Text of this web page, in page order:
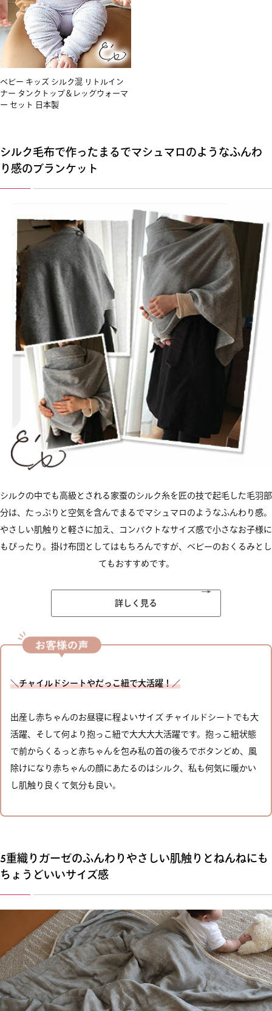
ベビー キッズ シルク混 リトルイン
ナー タンクトップ＆レッグウォーマ
ー セット 日本製
シルク毛布で作ったまるでマシュマロのようなふんわ
り感のブランケット
シルクの中でも高級とされる家蚕のシルク糸を匠の技で起毛した毛羽部
分は、たっぷりと空気を含んでまるでマシュマロのようなふんわり感。
やさしい肌触りと軽さに加え、コンパクトなサイズ感で小さなお子様に
もぴったり。掛け布団としてはもちろんですが、ベビーのおくるみとし
てもおすすめです。
詳しく見る
＼チャイルドシートやだっこ紐で大活躍！／
出産し赤ちゃんのお昼寝に程よいサイズ チャイルドシートでも大
活躍、そして何より抱っこ紐で大大大大活躍です。抱っこ紐状態
で前からくるっと赤ちゃんを包み私の首の後ろでボタンどめ、風
除けになり赤ちゃんの顔にあたるのはシルク、私も何気に暖かい
し肌触り良くて気分も良い。
5重織りガーゼのふんわりやさしい肌触りとねんねにも
ちょうどいいサイズ感